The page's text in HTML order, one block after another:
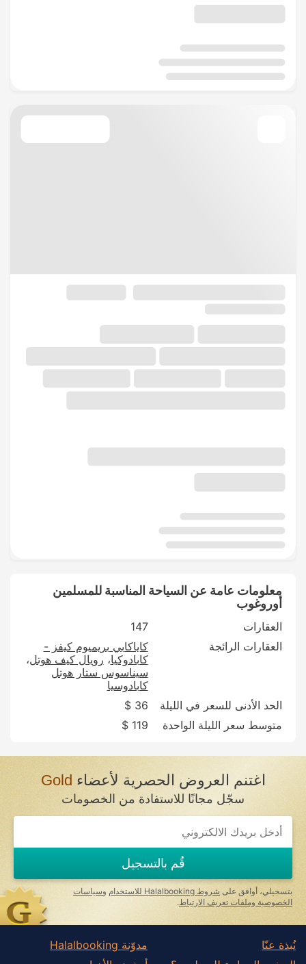
معلومات عامة عن السياحة المناسبة للمسلمين
أوروغوب
العقارات
147
العقارات الرائجة
كاياكابي بريميوم كيفز -
كابادوكيا رويال كيف هوتل
سيناسوس ستار هوتل
كابادوسيا
الحد الأدنى للسعر في الليلة
36 $
متوسط سعر الليلة الواحدة
119 $
اغتنم العروض الحصرية لأعضاءGold
سجّل مجانًا للاستفادة من الخصومات
قُم بالتسجيل
بتسجيلي، أوافق علىشروط Halalbooking للاستخدام وسياسات
الخصوصية وملفات تعريف الارتباط.
نُبذة عنّا
مدوّنة Halalbooking